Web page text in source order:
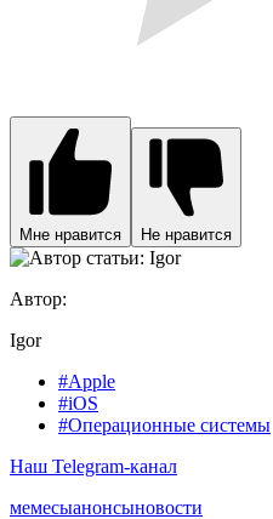
Мне нравится Не нравится
Автор:
Igor
#Apple
#iOS
#Операционные системы
Наш Telegram-канал
мемесыанонсыновости